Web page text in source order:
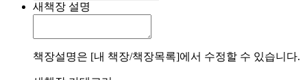
새책장 설명
책장설명은 [내 책장/책장목록]에서 수정할 수 있습니다.